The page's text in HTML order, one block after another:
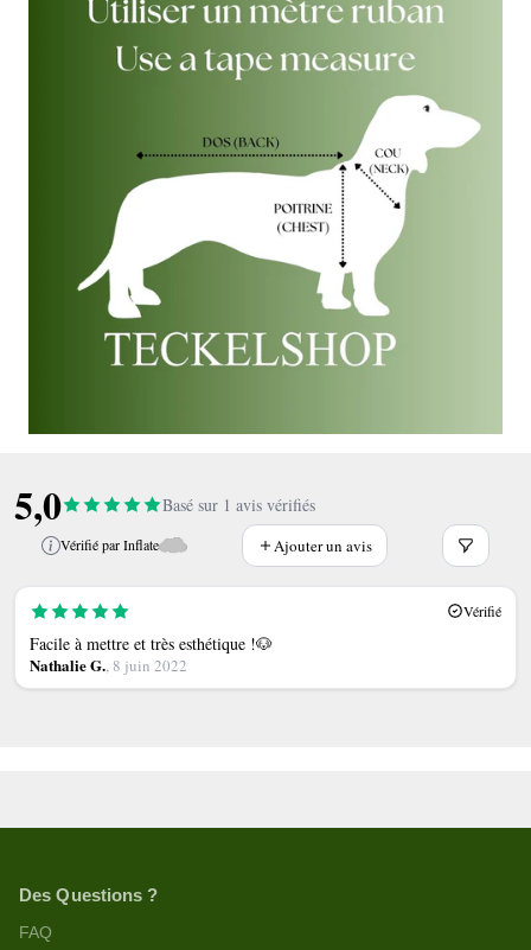
5,0 Basé sur 1 avis vérifiés
Vérifié par Inflate Ajouter un avis
Vérifié
Facile à mettre et très esthétique !🐶
Nathalie G., 8 juin 2022
Des Questions ?
FAQ